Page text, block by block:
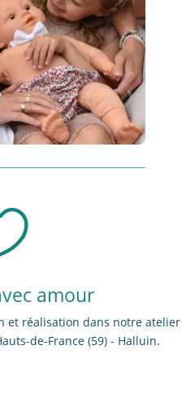
amour
et réalisation dans notre atelier
de-France (59) - Halluin.